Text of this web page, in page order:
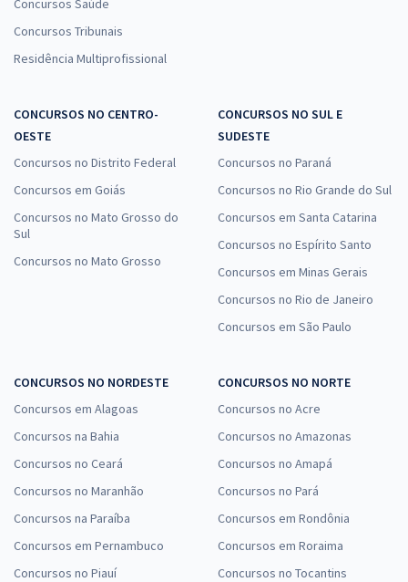
Concursos Saúde
Concursos Tribunais
Residência Multiprofissional
CONCURSOS NO CENTRO-
OESTE
Concursos no Distrito Federal
Concursos em Goiás
Concursos no Mato Grosso do
Sul
Concursos no Mato Grosso
CONCURSOS NO SUL E
SUDESTE
Concursos no Paraná
Concursos no Rio Grande do Sul
Concursos em Santa Catarina
Concursos no Espírito Santo
Concursos em Minas Gerais
Concursos no Rio de Janeiro
Concursos em São Paulo
CONCURSOS NO NORDESTE
Concursos em Alagoas
Concursos na Bahia
Concursos no Ceará
Concursos no Maranhão
Concursos na Paraíba
Concursos em Pernambuco
Concursos no Piauí
CONCURSOS NO NORTE
Concursos no Acre
Concursos no Amazonas
Concursos no Amapá
Concursos no Pará
Concursos em Rondônia
Concursos em Roraima
Concursos no Tocantins